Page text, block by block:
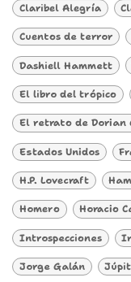
Claribel Alegría
Cuentos de terror
Dashiell Hammett
El libro del trópico
El retrato de Dorian
Estados Unidos
H.P. Lovecraft
Homero Horacio
Introspecciones
Jorge Galán